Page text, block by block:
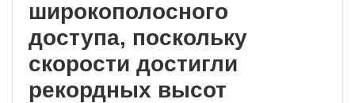
широкополосного
доступа, поскольку
скорости достигли
рекордных высот